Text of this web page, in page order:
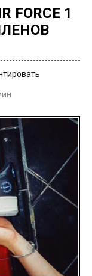
FORCE 1
«Tinaj»
только
для
членов